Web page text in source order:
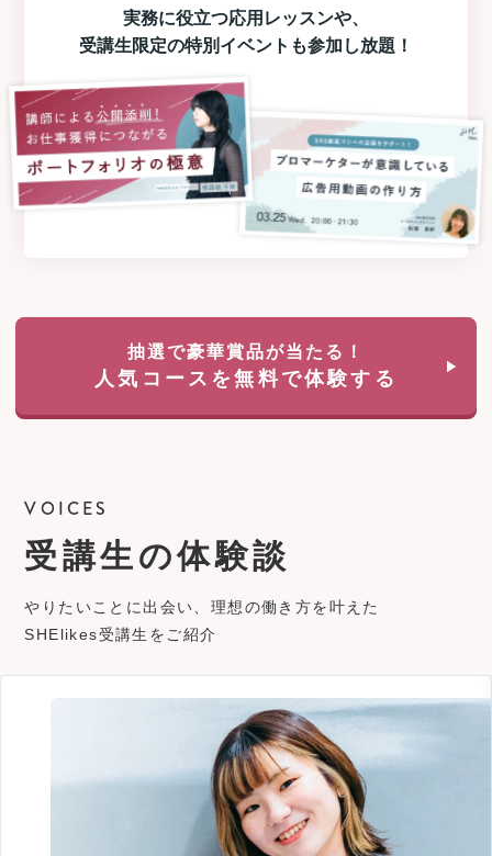
実務に役立つ応用レッスンや、
受講生限定の特別イベント も参加し放題！
抽選で豪華賞品が当たる！
人気コースを無料で体験する
VOICES
受講生の体験談
やりたいことに出会い、理想の働き方を叶えた
SHElikes受講生をご紹介